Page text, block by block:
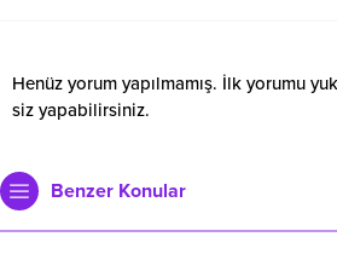
Henüz yorum yapılmamış. İlk yorumu
siz yapabilirsiniz.
Benzer Konular